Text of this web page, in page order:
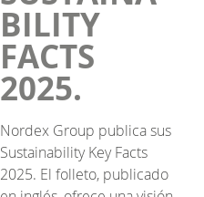
BILITY
FACTS
2025.
Nordex Group publica sus
Sustainability Key Facts
2025. El folleto, publicado